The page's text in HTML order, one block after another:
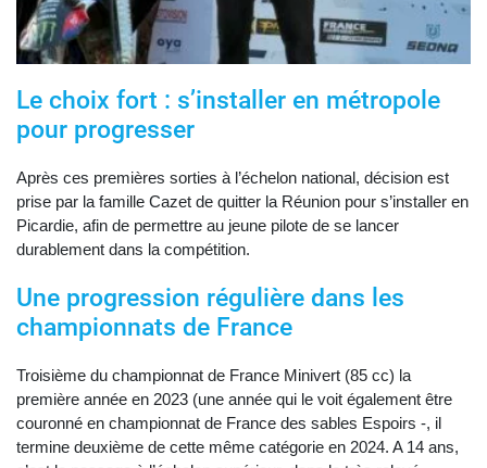
Le choix fort : s’installer en métropole
pour progresser
Après ces premières sorties à l’échelon national, décision est
prise par la famille Cazet de quitter la Réunion pour s’installer en
Picardie, afin de permettre au jeune pilote de se lancer
durablement dans la compétition.
Une progression régulière dans les
championnats de France
Troisième du championnat de France Minivert (85 cc) la
première année en 2023 (une année qui le voit également être
couronné en championnat de France des sables Espoirs -, il
termine deuxième de cette même catégorie en 2024. A 14 ans,